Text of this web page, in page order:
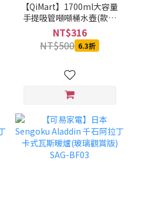
【QiMart】1700ml大容量
手提吸管噸噸桶水壺(款式
A-贈水壺刷(4色任選)-1入-
A-4297
NT$316
NT$500 6.3折